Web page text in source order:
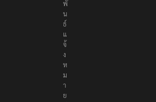
สั
ม
พั
น
ธ์
แ
จ้
ง
ห
ม